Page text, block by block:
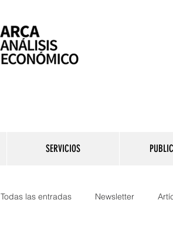
SERVICIOS
Todas las entradas Newsletter